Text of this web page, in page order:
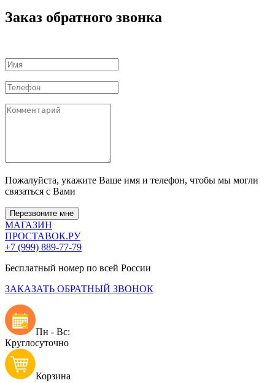
Заказ обратного звонка
Пожалуйста, укажите Ваше имя и телефон, чтобы мы могли
связаться с Вами
Перезвоните мне
МАГАЗИН
ПРОСТАВОК.РУ
+7 (999) 889-77-79
Бесплатный номер по всей России
ЗАКАЗАТЬ ОБРАТНЫЙ ЗВОНОК
Пн - Вс:
Круглосуточно
Корзина